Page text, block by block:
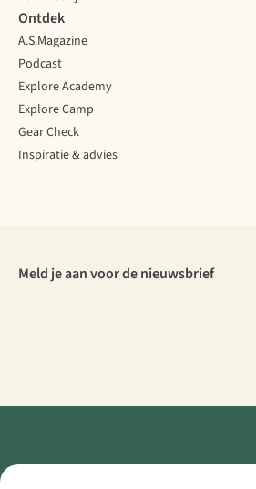
Ontdek
A.S.Magazine
Podcast
Explore Academy
Explore Camp
Gear Check
Inspiratie & advies
Meld je aan voor de nieuwsbrief